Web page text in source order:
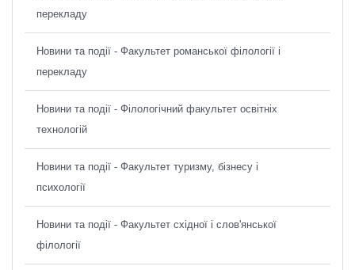
перекладу
Новини та події - Факультет романської філології і
перекладу
Новини та події - Філологічний факультет освітніх
технологій
Новини та події - Факультет туризму, бізнесу і
психології
Новини та події - Факультет східної і слов'янської
філології